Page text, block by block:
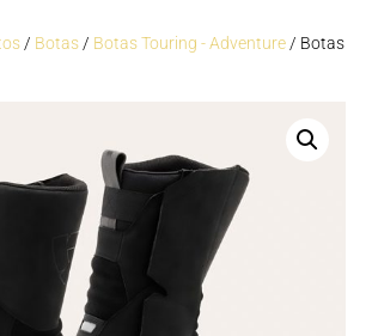
/ Botas/ Botas Touring - Adventure/ Botas